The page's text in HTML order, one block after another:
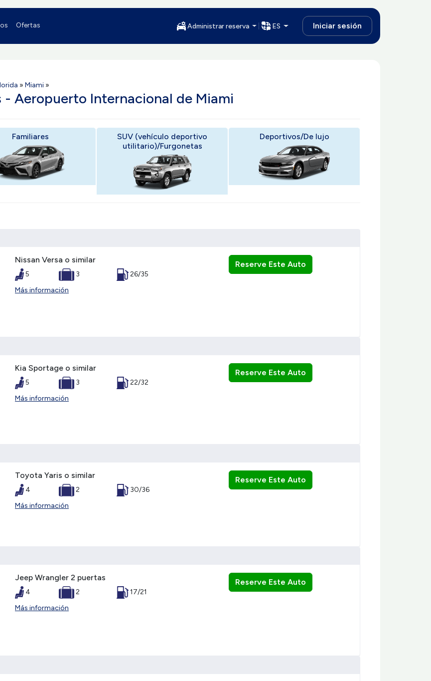
Ofertas Administrar reserva ES Iniciar sesión
» Miami »
- Aeropuerto Internacional de Miami
Familiares
SUV (vehículo deportivo
utilitario)/Furgonetas
Deportivos/De lujo
Nissan Versa o similar
5 3
26/35
Más información
Reserve Este Auto
Kia Sportage o similar
5 3
22/32
Más información
Reserve Este Auto
Toyota Yaris o similar
4 2
30/36
Más información
Reserve Este Auto
Jeep Wrangler 2 puertas
4 2
17/21
Más información
Reserve Este Auto